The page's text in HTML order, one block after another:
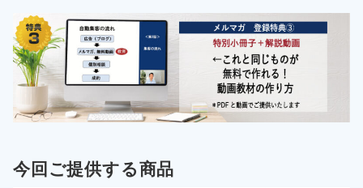
今回ご提供する商品